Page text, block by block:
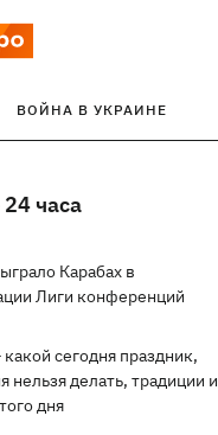
ВОЙНА В УКРАИНЕ
часа
Карабах в
Лиги конференций
какой сегодня праздник,
нельзя делать, традиции и
дня